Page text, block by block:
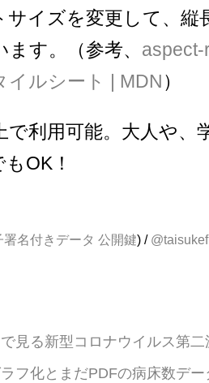
サイズを変更して、縦
す。（参考、 aspect-
ルシート | MDN）
で利用可能。大人や、
OK！
署名付きデータ 公開鍵) / @taisukef
見る新型コロナウイルス第
フ化とまだPDFの病床数デ